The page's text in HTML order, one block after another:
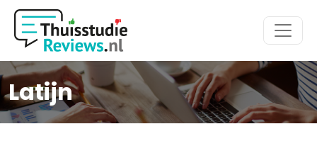
Hoofdmenu
Latijn